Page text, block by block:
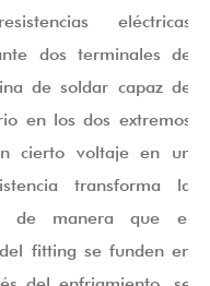
eléctricas
dos terminales de
de soldar capaz de
en los dos extremos
cierto voltaje en un
transforma la
de manera que el
fitting se funden en